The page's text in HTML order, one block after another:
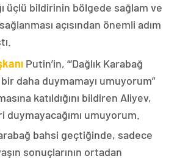
üçlü bildirinin bölgede sağlam ve
açısından önemli adım
Putin’in, “‘Dağlık Karabağ
daha duymamayı umuyorum”
katıldığını bildiren Aliyev,
duymayacağımı umuyorum.
bahsi geçtiğinde, sadece
sonuçlarının ortadan